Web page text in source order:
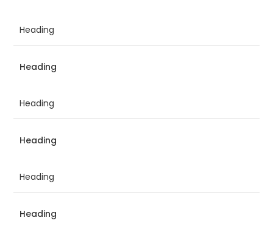
Heading
Heading
Heading
Heading
Heading
Heading